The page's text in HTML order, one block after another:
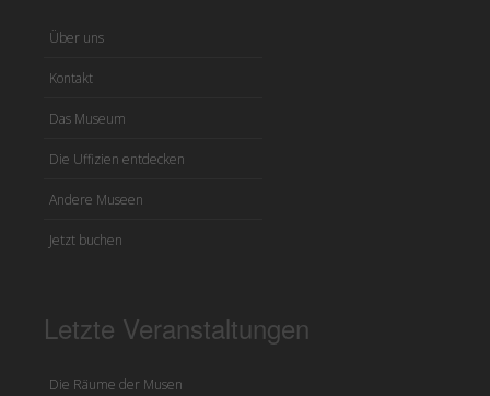
Über uns
Kontakt
Das Museum
Die Uffizien entdecken
Andere Museen
Jetzt buchen
Letzte Veranstaltungen
Die Räume der Musen